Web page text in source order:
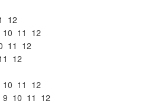
12
10 11 12
11 12
12
10 11 12
9 10 11 12